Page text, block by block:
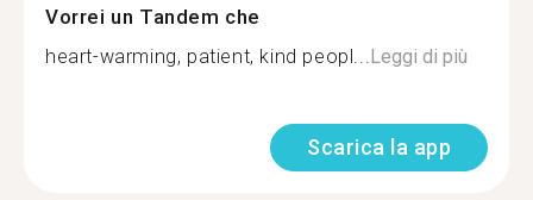
Vorrei un Tandem che
heart-warming, patient, kind peopl...Leggi di più
Scarica la app